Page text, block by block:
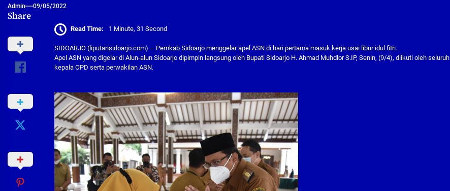
Admin 09/05/2022
Share
Read Time: 1 Minute, 31 Second
SIDOARJO (liputansidoarjo.com) – Pemkab Sidoarjo menggelar apel ASN di hari pertama masuk kerja usai libur idul fitri.
Apel ASN yang digelar di Alun-alun Sidoarjo dipimpin langsung oleh Bupati Sidoarjo H. Ahmad Muhdlor S.IP, Senin, (9/4), diikuti oleh seluruh
kepala OPD serta perwakilan ASN.